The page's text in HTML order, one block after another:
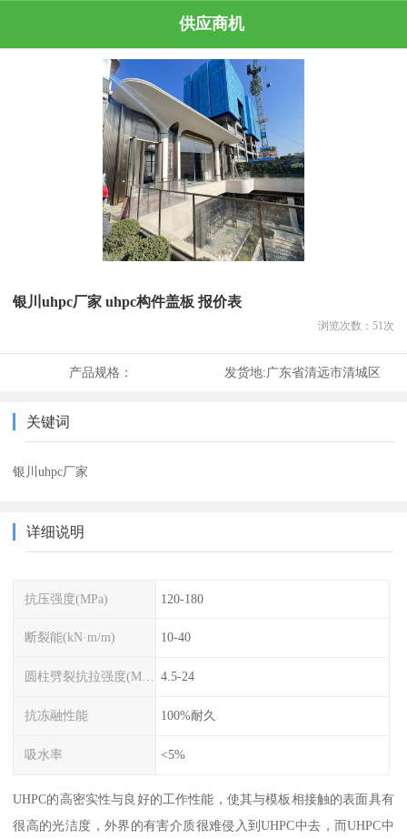
供应商机
银川uhpc厂家 uhpc构件盖板 报价表
浏览次数： 51 次
产品规格： 发货地:广东省清远市清城区
关键词
银川uhpc厂家
详细说明
抗压强度(MPa) 120-180
断裂能(kN·m/m) 10-40
圆柱劈裂抗拉强度(MPa) 4.5-24
抗冻融性能 100%耐久
吸水率 <5%
UHPC的高密实性与良好的工作性能，使其与模板相接触的表面具有
很高的光洁度，外界的有害介质很难侵入到UHPC中去，而UHPC中